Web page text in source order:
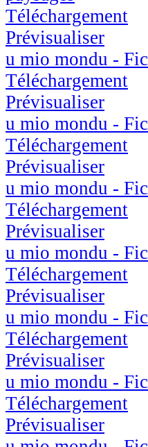
Téléchargement
Prévisualiser
u mio mondu -
Téléchargement
Prévisualiser
u mio mondu -
Téléchargement
Prévisualiser
u mio mondu -
Téléchargement
Prévisualiser
u mio mondu -
Téléchargement
Prévisualiser
u mio mondu -
Téléchargement
Prévisualiser
u mio mondu -
Téléchargement
Prévisualiser